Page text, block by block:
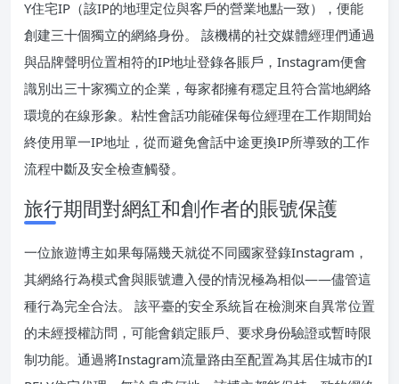
Y住宅IP（該IP的地理定位與客戶的營業地點一致），便能
創建三十個獨立的網絡身份。 該機構的社交媒體經理們通過
與品牌聲明位置相符的IP地址登錄各賬戶，Instagram便會
識別出三十家獨立的企業，每家都擁有穩定且符合當地網絡
環境的在線形象。粘性會話功能確保每位經理在工作期間始
終使用單一IP地址，從而避免會話中途更換IP所導致的工作
流程中斷及安全檢查觸發。
旅行期間對網紅和創作者的賬號保護
一位旅遊博主如果每隔幾天就從不同國家登錄Instagram，
其網絡行為模式會與賬號遭入侵的情況極為相似——儘管這
種行為完全合法。 該平臺的安全系統旨在檢測來自異常位置
的未經授權訪問，可能會鎖定賬戶、要求身份驗證或暫時限
制功能。通過將Instagram流量路由至配置為其居住城市的I